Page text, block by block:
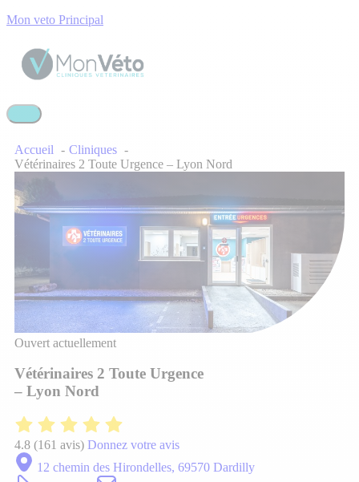
Mon veto Principal
Accueil
Cliniques
Vétérinaires 2 Toute Urgence – Lyon Nord
Ouvert actuellement
Vétérinaires 2 Toute Urgence
– Lyon Nord
4.8 (161 avis) Donnez votre avis
12 chemin des Hirondelles, 69570 Dardilly